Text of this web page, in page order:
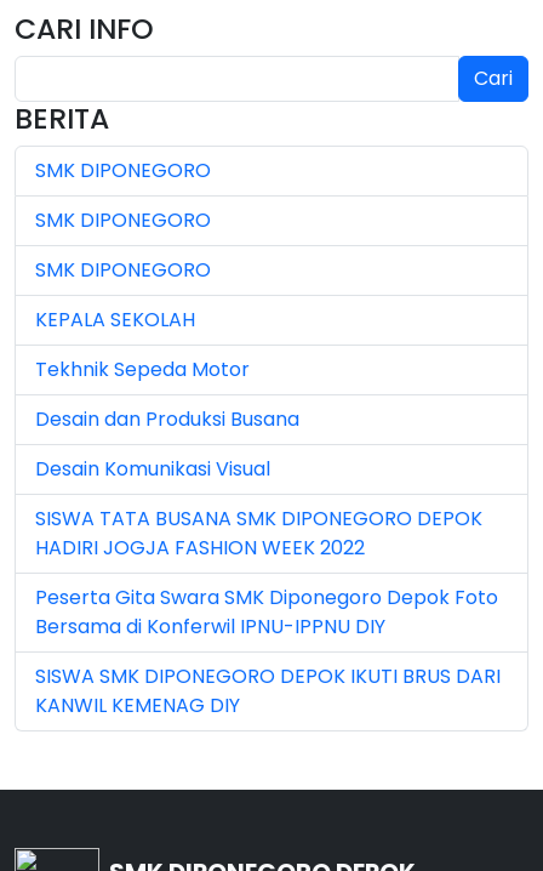
Jan 2025 (4)
Jul 2025 (3)
Jul 2026 (4)
Jun 2023 (7)
Jun 2024 (3)
Jun 2025 (1)
Jun 2026 (5)
Mar 2023 (8)
Mar 2024 (1)
Mar 2026 (3)
May 2026 (16)
Nov 2022 (101)
Nov 2023 (5)
Nov 2025 (15)
CARI INFO
Cari
BERITA
SMK DIPONEGORO
SMK DIPONEGORO
SMK DIPONEGORO
KEPALA SEKOLAH
Tekhnik Sepeda Motor
Desain dan Produksi Busana
Desain Komunikasi Visual
SISWA TATA BUSANA SMK DIPONEGORO DEPOK
HADIRI JOGJA FASHION WEEK 2022
Peserta Gita Swara SMK Diponegoro Depok Foto
Bersama di Konferwil IPNU-IPPNU DIY
SISWA SMK DIPONEGORO DEPOK IKUTI BRUS DARI
KANWIL KEMENAG DIY